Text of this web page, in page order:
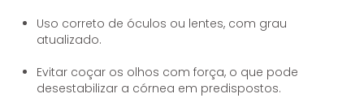
Uso correto de óculos ou lentes, com grau
atualizado.
Evitar coçar os olhos com força, o que pode
desestabilizar a córnea em predispostos.